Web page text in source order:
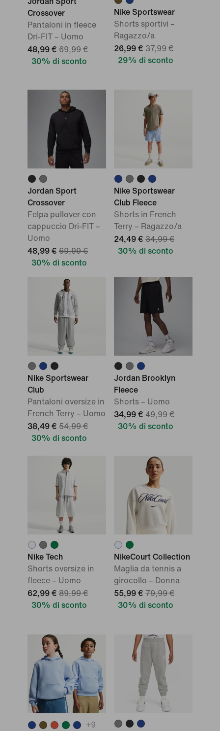
Crossover
Pantaloni in fleece
Dri-FIT – Uomo
48,99 € 69,99 €
30% di sconto
Nike Sportswear
Shorts sportivi –
Ragazzo/a
26,99 € 37,99 €
29% di sconto
Jordan Sport
Crossover
Felpa pullover con
cappuccio Dri-FIT –
Uomo
48,99 € 69,99 €
30% di sconto
Nike Sportswear
Club Fleece
Shorts in French
Terry – Ragazzo/a
24,49 € 34,99 €
30% di sconto
Nike Sportswear
Club
Pantaloni oversize in
French Terry – Uomo
38,49 € 54,99 €
30% di sconto
Jordan Brooklyn
Fleece
Shorts – Uomo
34,99 € 49,99 €
30% di sconto
Nike Tech
Shorts oversize in
fleece – Uomo
62,99 € 89,99 €
30% di sconto
NikeCourt Collection
Maglia da tennis a
girocollo – Donna
55,99 € 79,99 €
30% di sconto
+9